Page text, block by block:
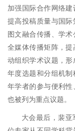
加强国际合作网络建
提高投稿质量与国际
图文融合传播、学
全媒体传播矩阵，
动组织学术议题，
年度选题和分组机
年学者的参与便利性
也被列为重点议题。
大会最后，裴